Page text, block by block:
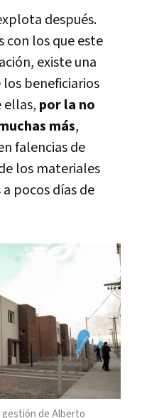
después.
con los que este
existe una
beneficiarios
ellas, por la no
más,
falencias de
los materiales
pocos días de
gestión de Alberto